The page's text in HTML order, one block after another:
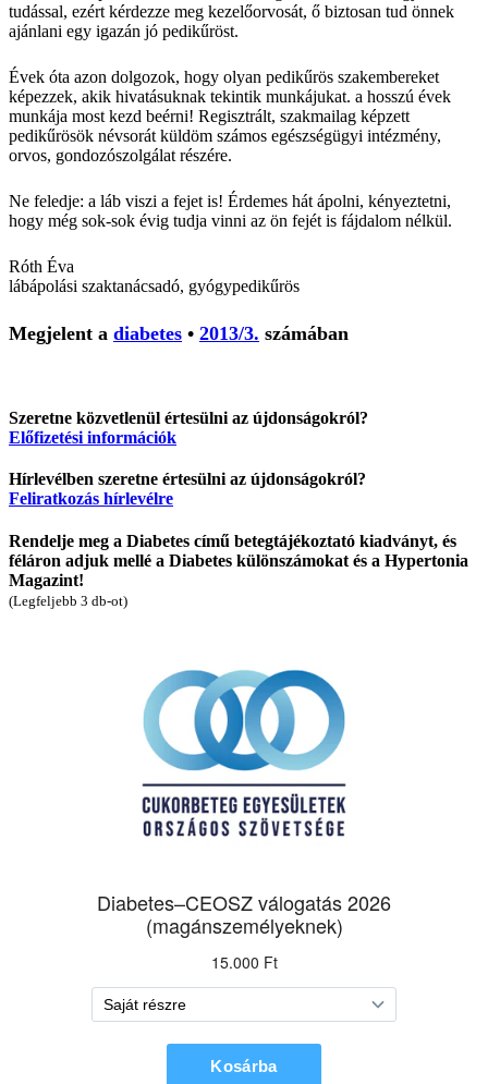
tudással, ezért kérdezze meg kezelőorvosát, ő biztosan tud önnek
ajánlani egy igazán jó pedikűröst.
Évek óta azon dolgozok, hogy olyan pedikűrös szakembereket
képezzek, akik hivatásuknak tekintik munkájukat. a hosszú évek
munkája most kezd beérni! Regisztrált, szakmailag képzett
pedikűrösök névsorát küldöm számos egészségügyi intézmény,
orvos, gondozószolgálat részére.
Ne feledje: a láb viszi a fejet is! Érdemes hát ápolni, kényeztetni,
hogy még sok-sok évig tudja vinni az ön fejét is fájdalom nélkül.
Róth Éva
lábápolási szaktanácsadó, gyógypedikűrös
Megjelent a diabetes • 2013/3. számában
Szeretne közvetlenül értesülni az újdonságokról?
Előfizetési információk
Hírlevélben szeretne értesülni az újdonságokról?
Feliratkozás hírlevélre
Rendelje meg a Diabetes című betegtájékoztató kiadványt, és
féláron adjuk mellé a Diabetes különszámokat és a Hypertonia
Magazint!
(Legfeljebb 3 db-ot)